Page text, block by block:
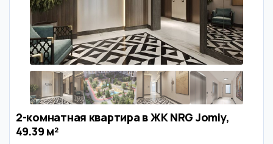
2-комнатная квартира в ЖК NRG Jomiy,
49.39 м²